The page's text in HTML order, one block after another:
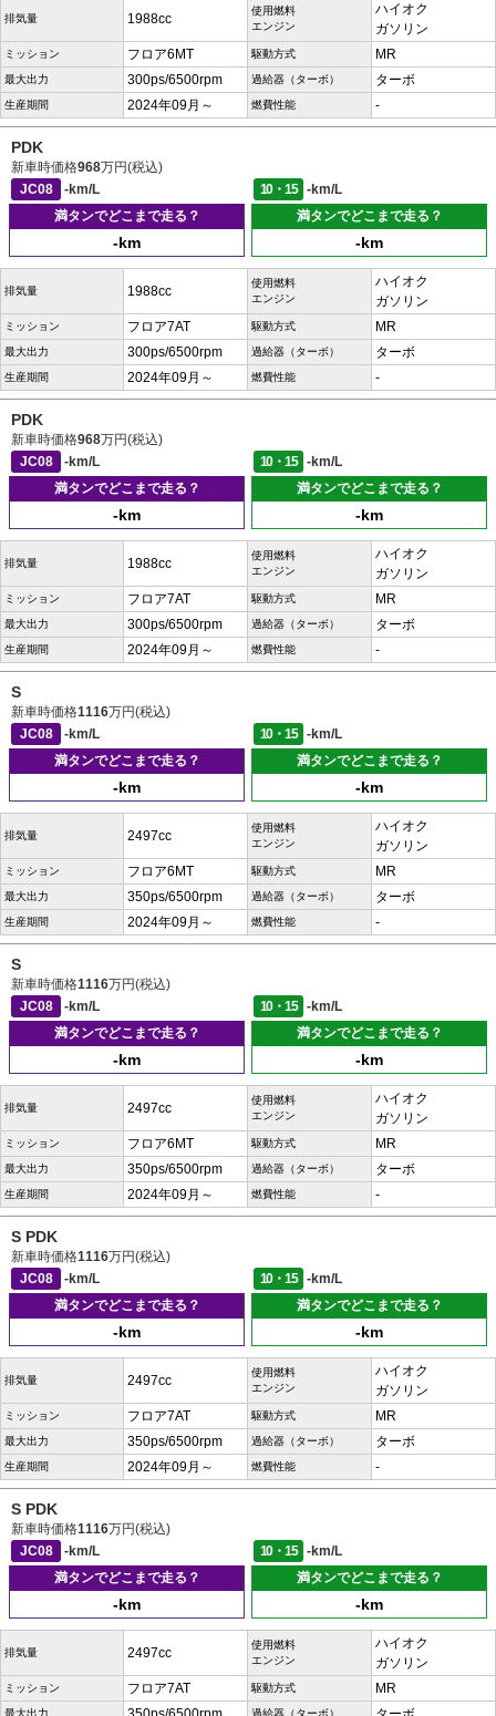
排気量 1988cc
使用燃料
エンジン
ハイオク
ガソリン
ミッション フロア6MT 駆動方式 MR
最大出力 300ps/6500rpm 過給器（ターボ） ターボ
生産期間 2024年09月～ 燃費性能 -
PDK
新車時価格968万円(税込)
JC08
-km/L 10・15
-km/L
満タンでどこまで走る？
-km
満タンでどこまで走る？
-km
排気量 1988cc
使用燃料
エンジン
ハイオク
ガソリン
ミッション フロア7AT 駆動方式 MR
最大出力 300ps/6500rpm 過給器（ターボ） ターボ
生産期間 2024年09月～ 燃費性能 -
PDK
新車時価格968万円(税込)
JC08
-km/L 10・15
-km/L
満タンでどこまで走る？
-km
満タンでどこまで走る？
-km
排気量 1988cc
使用燃料
エンジン
ハイオク
ガソリン
ミッション フロア7AT 駆動方式 MR
最大出力 300ps/6500rpm 過給器（ターボ） ターボ
生産期間 2024年09月～ 燃費性能 -
S
新車時価格1116万円(税込)
JC08
-km/L 10・15
-km/L
満タンでどこまで走る？
-km
満タンでどこまで走る？
-km
排気量 2497cc
使用燃料
エンジン
ハイオク
ガソリン
ミッション フロア6MT 駆動方式 MR
最大出力 350ps/6500rpm 過給器（ターボ） ターボ
生産期間 2024年09月～ 燃費性能 -
S
新車時価格1116万円(税込)
JC08
-km/L 10・15
-km/L
満タンでどこまで走る？
-km
満タンでどこまで走る？
-km
排気量 2497cc
使用燃料
エンジン
ハイオク
ガソリン
ミッション フロア6MT 駆動方式 MR
最大出力 350ps/6500rpm 過給器（ターボ） ターボ
生産期間 2024年09月～ 燃費性能 -
S PDK
新車時価格1116万円(税込)
JC08
-km/L 10・15
-km/L
満タンでどこまで走る？
-km
満タンでどこまで走る？
-km
排気量 2497cc
使用燃料
エンジン
ハイオク
ガソリン
ミッション フロア7AT 駆動方式 MR
最大出力 350ps/6500rpm 過給器（ターボ） ターボ
生産期間 2024年09月～ 燃費性能 -
S PDK
新車時価格1116万円(税込)
JC08
-km/L 10・15
-km/L
満タンでどこまで走る？
-km
満タンでどこまで走る？
-km
排気量 2497cc
使用燃料
エンジン
ハイオク
ガソリン
ミッション フロア7AT 駆動方式 MR
最大出力 過給器（ターボ）